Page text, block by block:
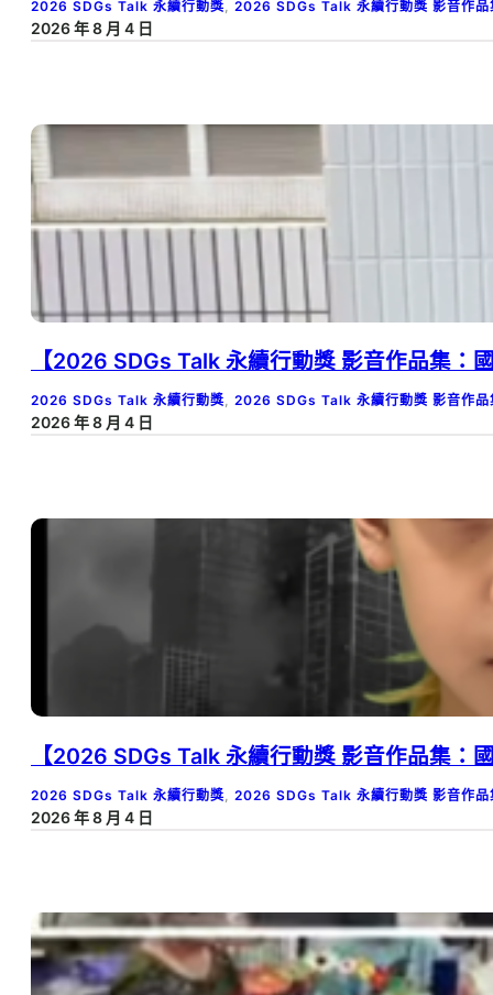
2026 SDGs Talk 永續行動獎 2026 SDGs Talk 永續行動獎 影音作品
2026 年 8 月 4 日
【2026 SDGs Talk 永續行動獎 影音作品集：
2026 SDGs Talk 永續行動獎, 2026 SDGs Talk 永續行動獎 影音作品
2026 年 8 月 4 日
【2026 SDGs Talk 永續行動獎 影音作品集
2026 SDGs Talk 永續行動獎 2026 SDGs Talk 永續行動獎 影音作品
2026 年 8 月 4 日